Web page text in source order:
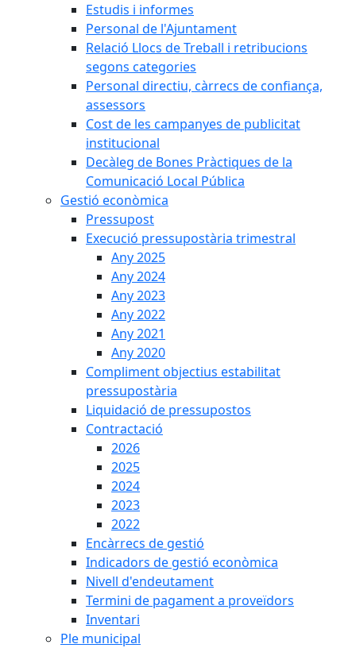
Estudis i informes
Personal de l'Ajuntament
Relació Llocs de Treball i retribucions
segons categories
Personal directiu, càrrecs de confiança,
assessors
Cost de les campanyes de publicitat
institucional
Decàleg de Bones Pràctiques de la
Comunicació Local Pública
Gestió econòmica
Pressupost
Execució pressupostària trimestral
Any 2025
Any 2024
Any 2023
Any 2022
Any 2021
Any 2020
Compliment objectius estabilitat
pressupostària
Liquidació de pressupostos
Contractació
2026
2025
2024
2023
2022
Encàrrecs de gestió
Indicadors de gestió econòmica
Nivell d'endeutament
Termini de pagament a proveïdors
Inventari
Ple municipal